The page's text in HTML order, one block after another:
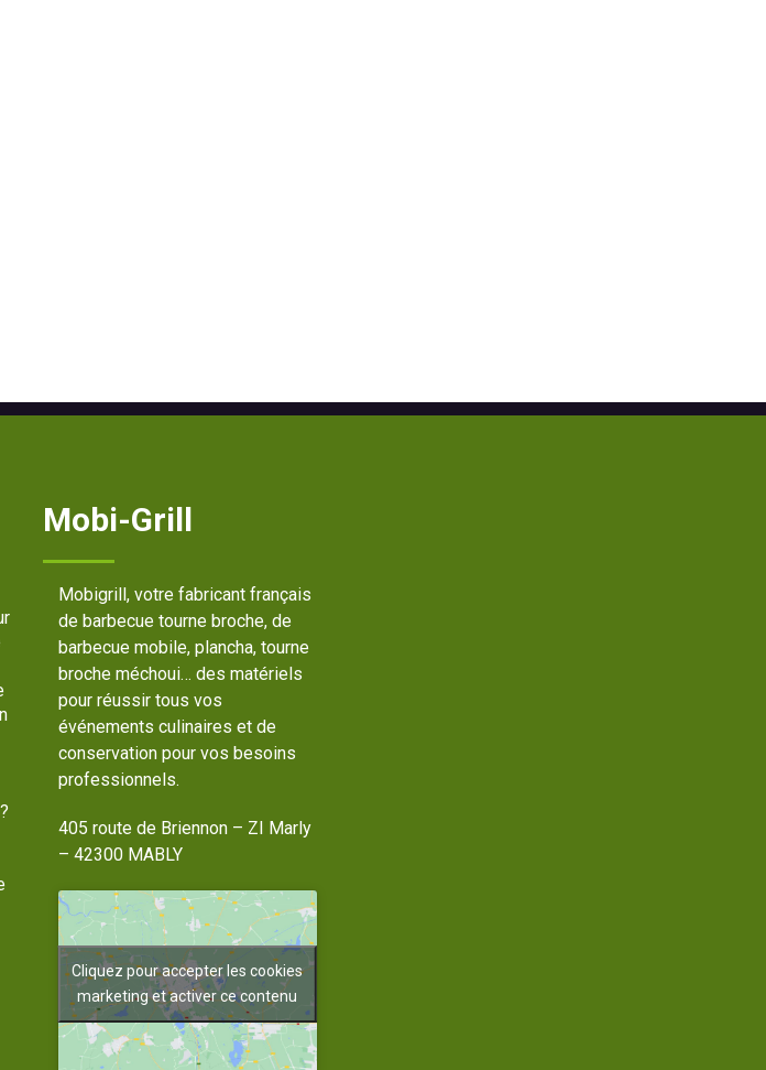
Mobi-Grill
Mobigrill, votre fabricant français
de barbecue tourne broche, de
barbecue mobile, plancha, tourne
broche méchoui… des matériels
pour réussir tous vos
événements culinaires et de
conservation pour vos besoins
professionnels.
405 route de Briennon – ZI Marly
– 42300 MABLY
Cliquez pour accepter les cookies
marketing et activer ce contenu